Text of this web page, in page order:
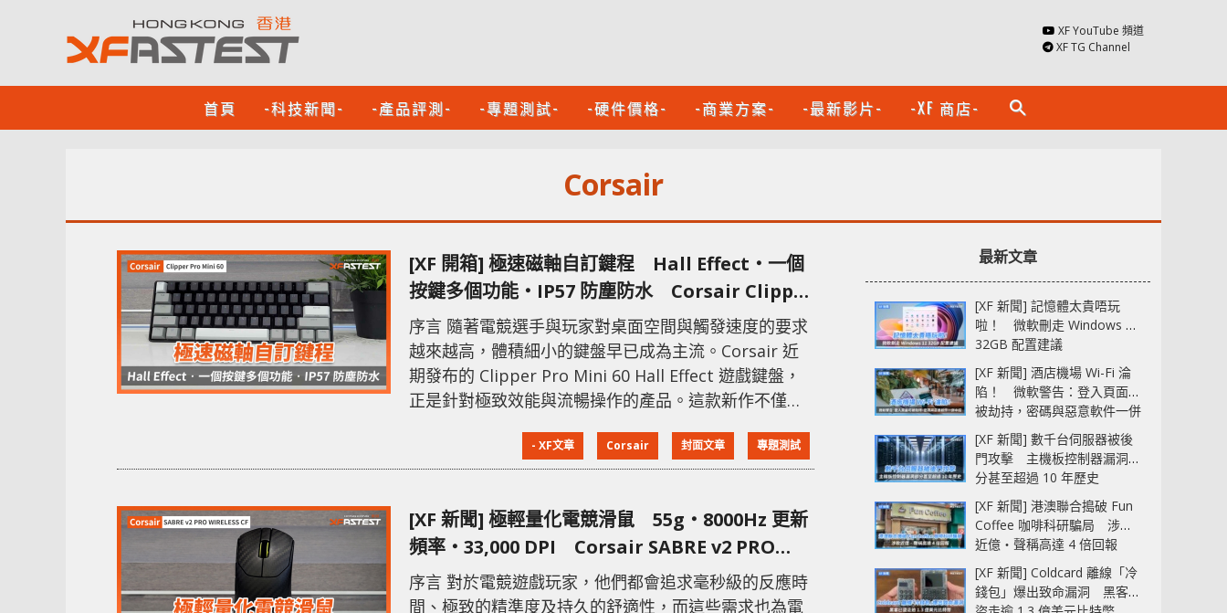
XF YouTube 頻道
XF TG Channel
首頁 -科技新聞- -產品評測- -專題測試- -硬件價格- -商業方案- -最新影片- -XF 商店- search
Corsair
[XF 開箱] 極速磁軸自訂鍵程 Hall Effect‧一個
按鍵多個功能‧IP57 防塵防水 Corsair Clipper
Pro Mini 60
序言 隨著電競選手與玩家對桌面空間與觸發速度的要求
越來越高，體積細小的鍵盤早已成為主流。Corsair 近
期發布的 Clipper Pro Mini 60 Hall Effect 遊戲鍵盤，
正是針對極致效能與流暢操作的產品。這款新作不僅全
打破了傳統 60% 鍵盤在日常使用上的功能局限，為熱愛
射擊遊戲與操作的用家帶來耳目一新的體驗。 60% 體
60% 佈局。對於寸金
- XF文章 Corsair 封面文章 專題測試
[XF 新聞] 極輕量化電競滑鼠 55g‧8000Hz 更新
頻率‧33,000 DPI Corsair SABRE v2 PRO
WIRELESS CF
序言 對於電競遊戲玩家，他們都會追求毫秒級的反應時
間、極致的精準度及持久的舒適性，而這些需求也為電
最新文章
[XF 新聞] 記憶體太貴唔玩
啦！ 微軟刪走 Windows 11
32GB 配置建議
[XF 新聞] 酒店機場 Wi-Fi 淪
陷！ 微軟警告：登入頁面可
被劫持，密碼與惡意軟件一併
中招
[XF 新聞] 數千台伺服器被後
門攻擊 主機板控制器漏洞部
分甚至超過 10 年歷史
[XF 新聞] 港澳聯合搗破 Fun
Coffee 咖啡科研騙局 涉款
近億‧聲稱高達 4 倍回報
[XF 新聞] Coldcard 離線「冷
錢包」爆出致命漏洞 黑客已